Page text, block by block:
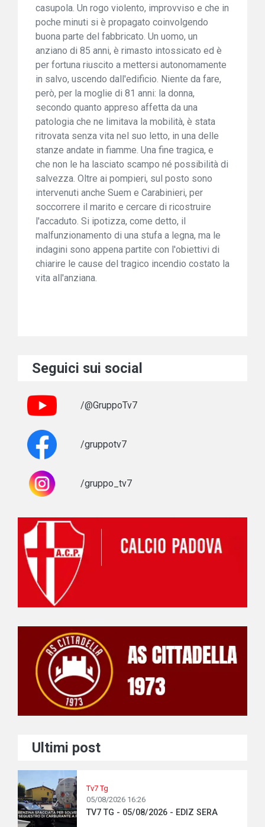
casupola. Un rogo violento, improvviso e che in
poche minuti si è propagato coinvolgendo
buona parte del fabbricato. Un uomo, un
anziano di 85 anni, è rimasto intossicato ed è
per fortuna riuscito a mettersi autonomamente
in salvo, uscendo dall'edificio. Niente da fare,
però, per la moglie di 81 anni: la donna,
secondo quanto appreso affetta da una
patologia che ne limitava la mobilità, è stata
ritrovata senza vita nel suo letto, in una delle
stanze andate in fiamme. Una fine tragica, e
che non le ha lasciato scampo né possibilità di
salvezza. Oltre ai pompieri, sul posto sono
intervenuti anche Suem e Carabinieri, per
soccorrere il marito e cercare di ricostruire
l'accaduto. Si ipotizza, come detto, il
malfunzionamento di una stufa a legna, ma le
indagini sono appena partite con l'obiettivi di
chiarire le cause del tragico incendio costato la
vita all'anziana.
Seguici sui social
/@GruppoTv7
/gruppotv7
/gruppo_tv7
Ultimi post
Tv7 Tg
05/08/2026 16:26
TV7 TG - 05/08/2026 - EDIZ SERA